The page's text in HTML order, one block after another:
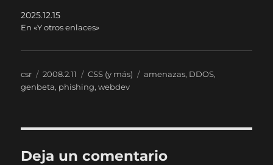
2025.12.15
En «Y otros enlaces»
Autor
csr
Publicado
el
2008.2.11 Categorías
CSS (y más) Etiquetas
amenazas, DDOS,
genbeta, phishing,webdev
Deja un comentario